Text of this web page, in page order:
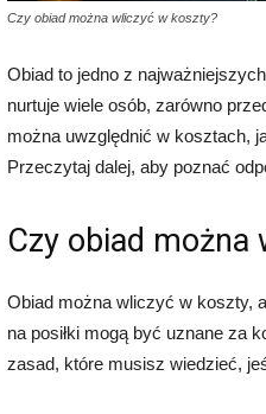
Czy obiad można wliczyć w koszty?
Obiad to jedno z
nurtuje wiele osób, zarówno
można uwzględnić w kosztach,
Przeczytaj dalej, aby poznać
Czy obiad można
Obiad można wliczyć w koszty,
na posiłki mogą być uznane za
zasad, które musisz wiedzieć,